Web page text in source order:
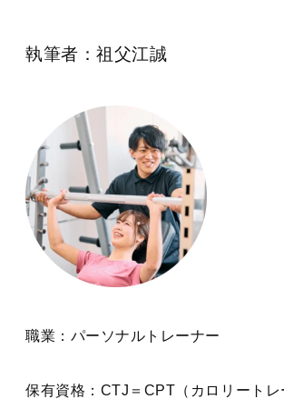
執筆者：祖父江誠
職業：パーソナルトレーナー
保有資格：CTJ＝CPT（カロリートレ